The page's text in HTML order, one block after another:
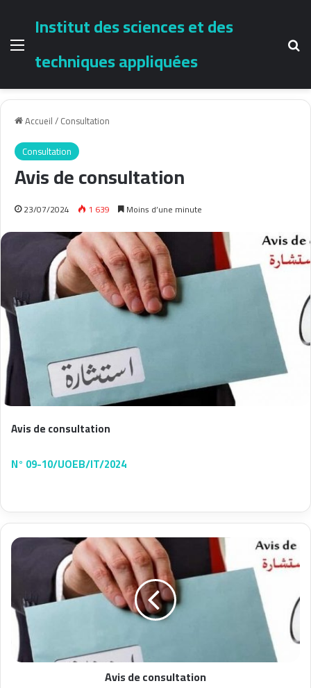
Menu
Institut des sciences et des
techniques appliquées
Accueil/Consultation
Consultation
Avis de consultation
23/07/2024 1 639 Moins d’une minute
Avis de consultation
N° 09-10/UOEB/IT/2024
Avis de consultation